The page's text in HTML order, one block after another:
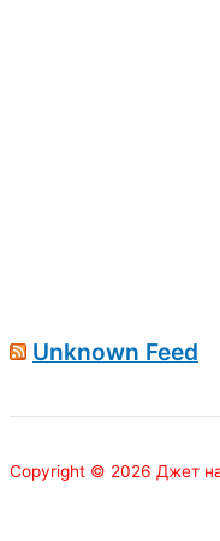
Unknown Feed
Copyright © 2026 Джет